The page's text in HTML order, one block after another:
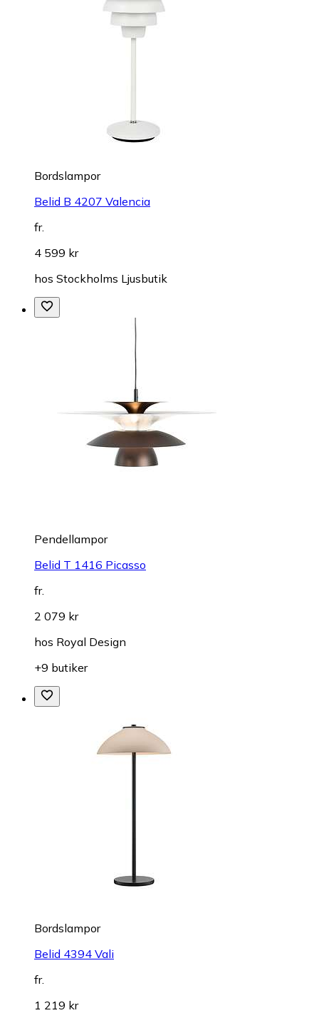
Bordslampor
Belid B 4207 Valencia
fr.
4 599 kr
hos Stockholms Ljusbutik
Pendellampor
Belid T 1416 Picasso
fr.
2 079 kr
hos Royal Design
+9 butiker
Bordslampor
Belid 4394 Vali
fr.
1 219 kr